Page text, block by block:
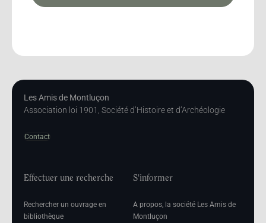
Les Amis de Montluçon
Association loi 1901, Société d’Histoire et d’Archéologie
Contact
Effectuer une recherche
Rechercher un ouvrage en
bibliothèque
S'informer
A propos, la société Les Amis de
Montluçon